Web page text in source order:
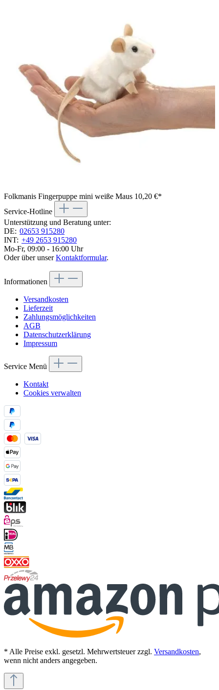
Folkmanis Fingerpuppe mini weiße Maus 10,20 €*
Service-Hotline
Unterstützung und Beratung unter:
DE: 02653 915280
INT: +49 2653 915280
Mo-Fr, 09:00 - 16:00 Uhr
Oder über unserKontaktformular.
Informationen
Versandkosten
Lieferzeit
Zahlungsmöglichkeiten
AGB
Datenschutzerklärung
Impressum
Service Menü
Kontakt
Cookies verwalten
* Alle Preise exkl. gesetzl. Mehrwertsteuer zzgl. Versandkosten,
wenn nicht anders angegeben.